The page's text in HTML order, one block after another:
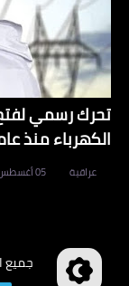
تحرك رسمي
الكهرباء منذ عام 2005
عراقية 05 أغسطس 2026